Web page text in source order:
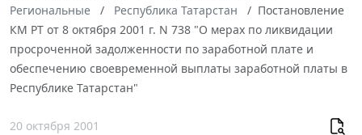
Региональные
Республика Татарстан
Постановление
КМ РТ от 8 октября 2001 г. N 738 "О мерах по ликвидации
просроченной задолженности по заработной плате и
обеспечению своевременной выплаты заработной платы в
Республике Татарстан"
20 октября 2001